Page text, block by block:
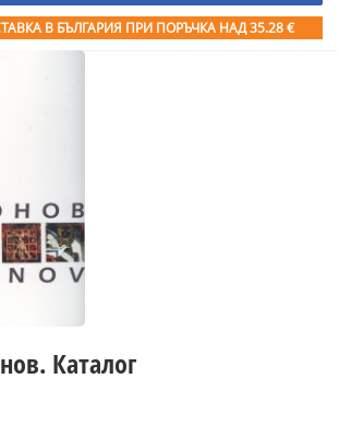
В БЪЛГАРИЯ ПРИ ПОРЪЧКА НАД 35.28 €
Каталог